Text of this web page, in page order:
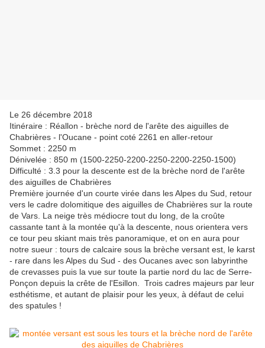
Le 26 décembre 2018
Itinéraire : Réallon - brèche nord de l'arête des aiguilles de
Chabrières - l'Oucane - point coté 2261 en aller-retour
Sommet : 2250 m
Dénivelée : 850 m (1500-2250-2200-2250-2200-2250-1500)
Difficulté : 3.3 pour la descente est de la brèche nord de l'arête
des aiguilles de Chabrières
Première journée d'un courte virée dans les Alpes du Sud, retour
vers le cadre dolomitique des aiguilles de Chabrières sur la route
de Vars. La neige très médiocre tout du long, de la croûte
cassante tant à la montée qu'à la descente, nous orientera vers
ce tour peu skiant mais très panoramique, et on en aura pour
notre sueur : tours de calcaire sous la brèche versant est, le karst
- rare dans les Alpes du Sud - des Oucanes avec son labyrinthe
de crevasses puis la vue sur toute la partie nord du lac de Serre-
Ponçon depuis la crête de l'Esillon. Trois cadres majeurs par leur
esthétisme, et autant de plaisir pour les yeux, à défaut de celui
des spatules !